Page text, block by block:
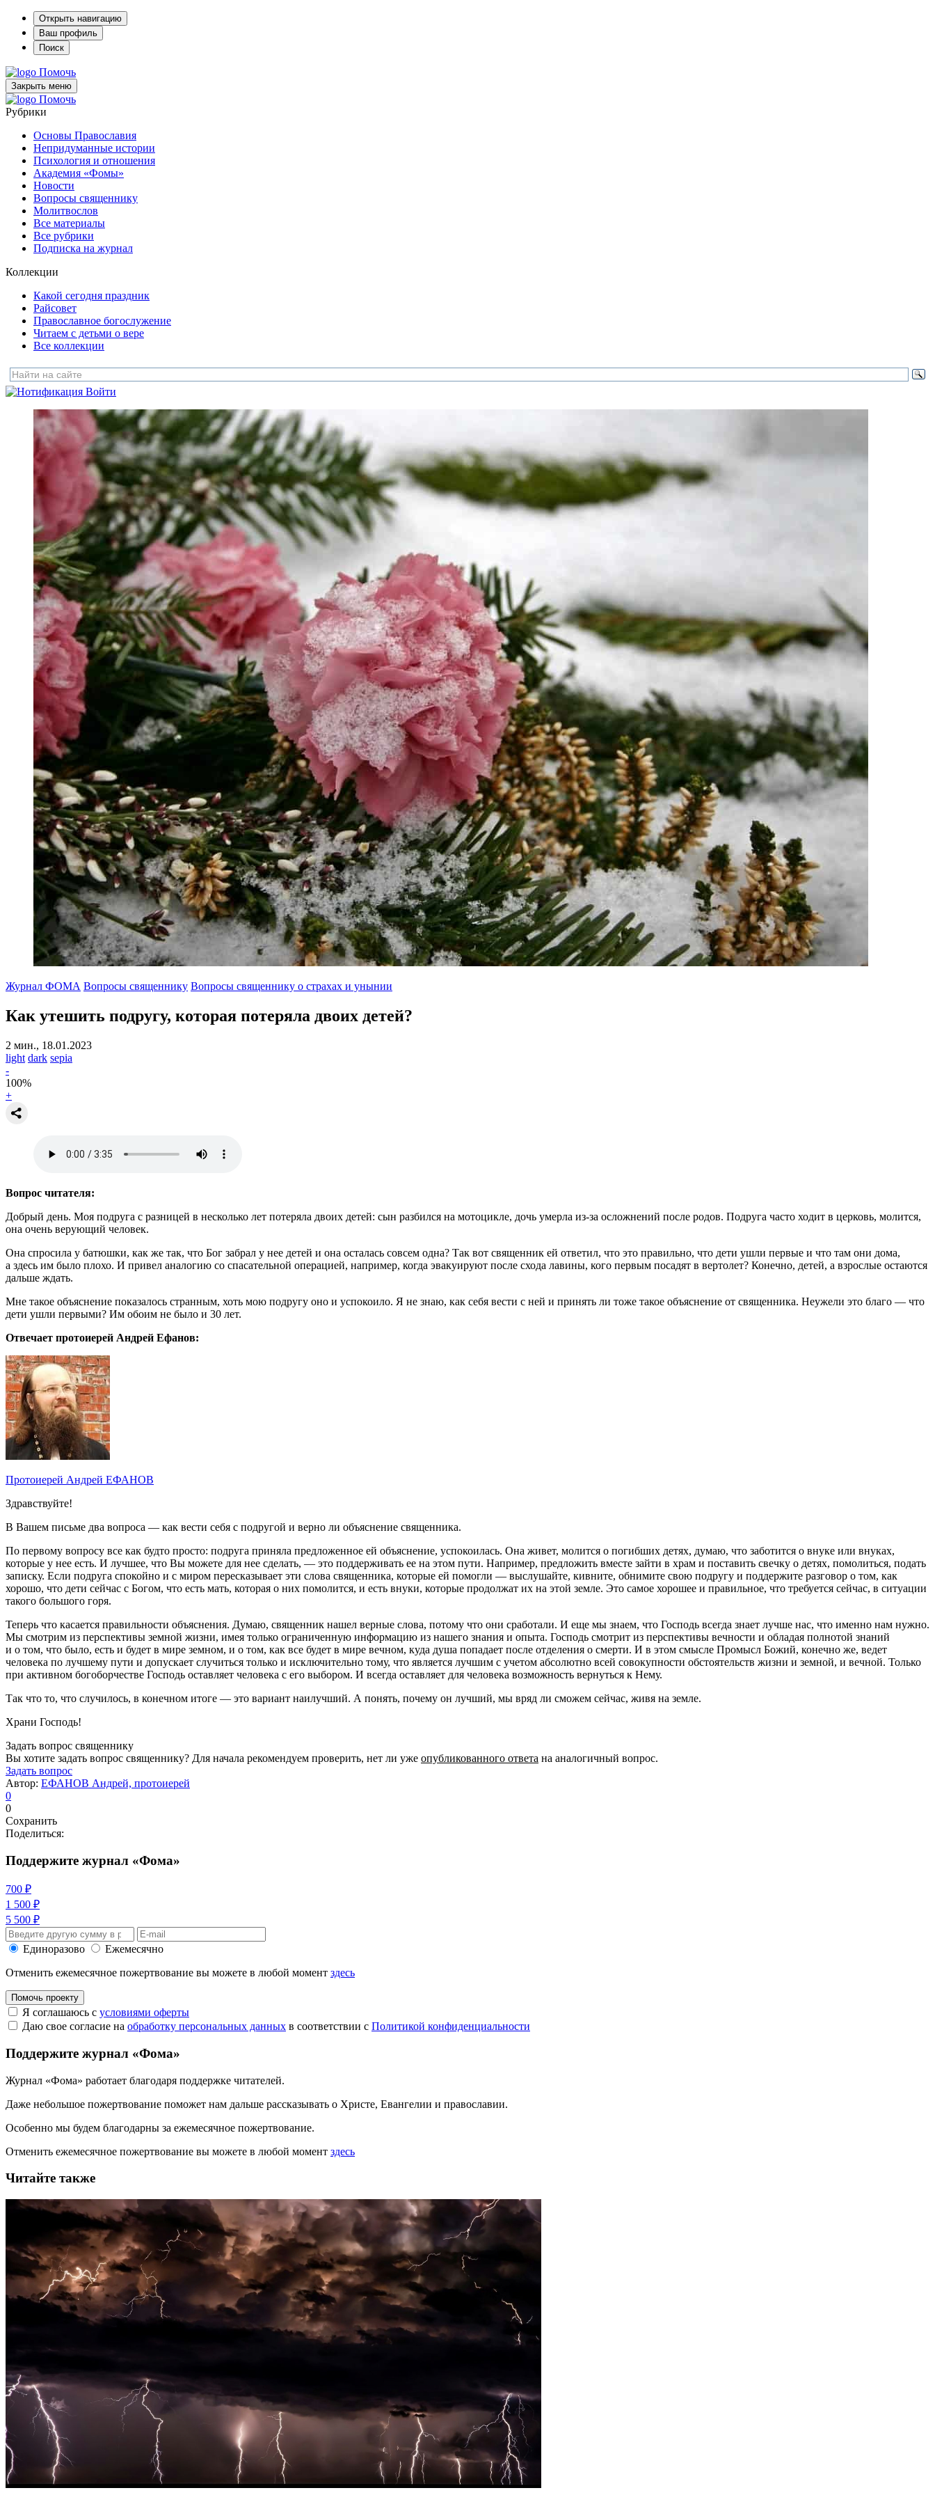
Открыть навигацию
Ваш профиль
Поиск
Помочь
Закрыть меню
Помочь
Рубрики
Основы Православия
Непридуманные истории
Психология и отношения
Академия «Фомы»
Новости
Вопросы священнику
Молитвослов
Все материалы
Все рубрики
Подписка на журнал
Коллекции
Какой сегодня праздник
Райсовет
Православное богослужение
Читаем с детьми о вере
Все коллекции
Войти
Журнал ФОМА Вопросы священнику Вопросы священнику о страхах и унынии
Как утешить подругу, которая потеряла двоих детей?
2 мин., 18.01.2023
light dark sepia
-
100%
+
Вопрос читателя:
Добрый день. Моя подруга с разницей в несколько лет потеряла двоих детей: сын разбился на мотоцикле, дочь умерла из-за осложнений после родов. Подруга часто ходит в церковь, молится,
она очень верующий человек.
Она спросила у батюшки, как же так, что Бог забрал у нее детей и она осталась совсем одна? Так вот священник ей ответил, что это правильно, что дети ушли первые и что там они дома,
а здесь им было плохо. И привел аналогию со спасательной операцией, например, когда эвакуируют после схода лавины, кого первым посадят в вертолет? Конечно, детей, а взрослые остаются
дальше ждать.
Мне такое объяснение показалось странным, хоть мою подругу оно и успокоило. Я не знаю, как себя вести с ней и принять ли тоже такое объяснение от священника. Неужели это благо — что
дети ушли первыми? Им обоим не было и 30 лет.
Отвечает протоиерей Андрей Ефанов:
Протоиерей Андрей ЕФАНОВ
Здравствуйте!
В Вашем письме два вопроса — как вести себя с подругой и верно ли объяснение священника.
По первому вопросу все как будто просто: подруга приняла предложенное ей объяснение, успокоилась. Она живет, молится о погибших детях, думаю, что заботится о внуке или внуках,
которые у нее есть. И лучшее, что Вы можете для нее сделать, — это поддерживать ее на этом пути. Например, предложить вместе зайти в храм и поставить свечку о детях, помолиться, подать
записку. Если подруга спокойно и с миром пересказывает эти слова священника, которые ей помогли — выслушайте, кивните, обнимите свою подругу и поддержите разговор о том, как
хорошо, что дети сейчас с Богом, что есть мать, которая о них помолится, и есть внуки, которые продолжат их на этой земле. Это самое хорошее и правильное, что требуется сейчас, в ситуации
такого большого горя.
Теперь что касается правильности объяснения. Думаю, священник нашел верные слова, потому что они сработали. И еще мы знаем, что Господь всегда знает лучше нас, что именно нам нужно.
Мы смотрим из перспективы земной жизни, имея только ограниченную информацию из нашего знания и опыта. Господь смотрит из перспективы вечности и обладая полнотой знаний
и о том, что было, есть и будет в мире земном, и о том, как все будет в мире вечном, куда душа попадает после отделения о смерти. И в этом смысле Промысл Божий, конечно же, ведет
человека по лучшему пути и допускает случиться только и исключительно тому, что является лучшим с учетом абсолютно всей совокупности обстоятельств жизни и земной, и вечной. Только
при активном богоборчестве Господь оставляет человека с его выбором. И всегда оставляет для человека возможность вернуться к Нему.
Так что то, что случилось, в конечном итоге — это вариант наилучший. А понять, почему он лучший, мы вряд ли сможем сейчас, живя на земле.
Храни Господь!
Задать вопрос священнику
Вы хотите задать вопрос священнику? Для начала рекомендуем проверить, нет ли уже опубликованного ответа на аналогичный вопрос.
Задать вопрос
Автор: ЕФАНОВ Андрей, протоиерей
0
0
Сохранить
Поделиться:
Поддержите журнал «Фома»
700 ₽
1 500 ₽
5 500 ₽
Единоразово
Ежемесячно
Отменить ежемесячное пожертвование вы можете в любой момент здесь
Помочь проекту
Я соглашаюсь с условиями оферты
Даю свое согласие на обработку персональных данных в соответствии с Политикой конфиденциальности
Поддержите журнал «Фома»
Журнал «Фома» работает благодаря поддержке читателей.
Даже небольшое пожертвование поможет нам дальше рассказывать о Христе, Евангелии и православии.
Особенно мы будем благодарны за ежемесячное пожертвование.
Отменить ежемесячное пожертвование вы можете в любой момент здесь
Читайте также